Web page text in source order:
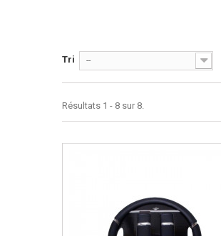
Tri --
Résultats 1 - 8 sur 8.